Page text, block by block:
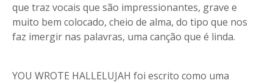
que traz vocais que são impressionantes, grave e
muito bem colocado, cheio de alma, do tipo que nos
faz imergir nas palavras, uma canção que é linda.
YOU WROTE HALLELUJAH foi escrito como uma